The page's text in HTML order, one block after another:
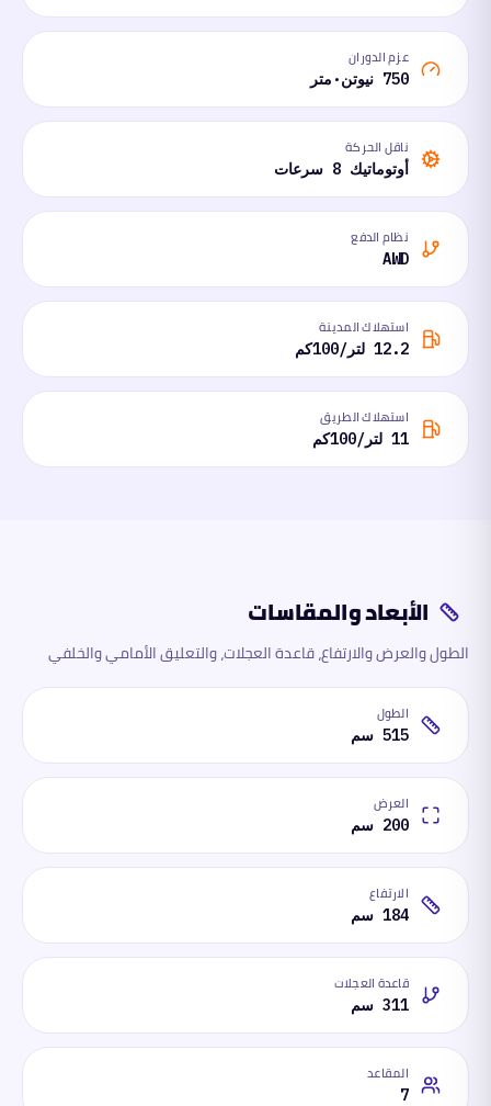
عزم الدوران
750 نيوتن·متر
ناقل الحركة
أوتوماتيك 8 سرعات
نظام الدفع
AWD
استهلاك المدينة
12.2 لتر/100كم
استهلاك الطريق
11 لتر/100كم
الأبعاد والمقاسات
الطول والعرض والارتفاع، قاعدة العجلات، والتعليق الأمامي والخلفي
الطول
515 سم
العرض
200 سم
الارتفاع
184 سم
قاعدة العجلات
311 سم
المقاعد
7